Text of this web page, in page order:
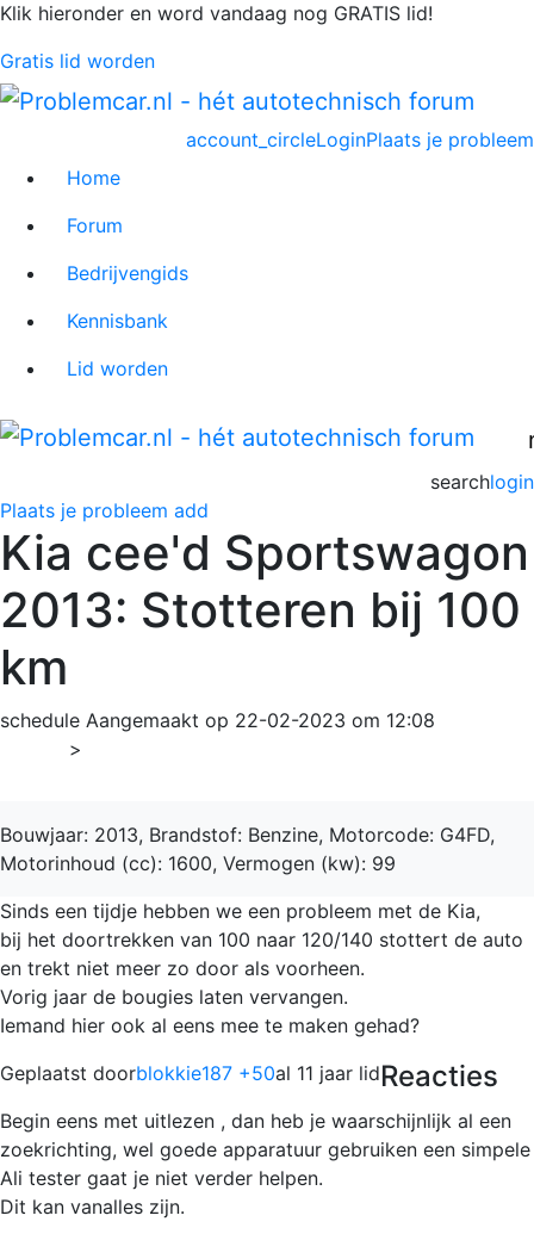
Klik hieronder en word vandaag nog GRATIS lid!
Gratis lid worden
Plaats je probleem
account_circleLogin
Home
Forum
Bedrijvengids
Kennisbank
Lid worden
login
search
Plaats je probleem add
Kia cee'd Sportswagon
2013: Stotteren bij 100
km
schedule Aangemaakt op 22-02-2023 om 12:08
>
Bouwjaar: 2013, Brandstof: Benzine, Motorcode: G4FD,
Motorinhoud (cc): 1600, Vermogen (kw): 99
Sinds een tijdje hebben we een probleem met de Kia,
bij het doortrekken van 100 naar 120/140 stottert de auto
en trekt niet meer zo door als voorheen.
Vorig jaar de bougies laten vervangen.
Iemand hier ook al eens mee te maken gehad?
Geplaatst doorblokkie187 +50al 11 jaar lidReacties
Begin eens met uitlezen , dan heb je waarschijnlijk al een
zoekrichting, wel goede apparatuur gebruiken een simpele
Ali tester gaat je niet verder helpen.
Dit kan vanalles zijn.